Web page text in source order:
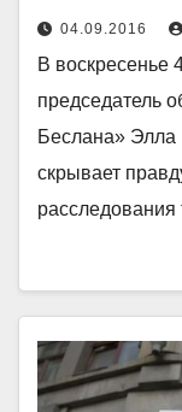
04.09.2016
В воскресенье
председатель
Беслана» Элла
скрывает